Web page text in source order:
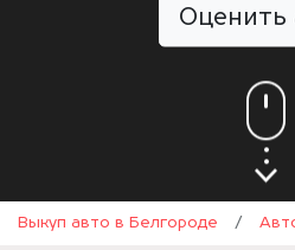
Оценить
Выкуп авто в Белгороде /